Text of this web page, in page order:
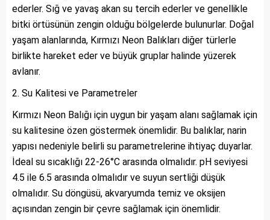
ederler. Sığ ve yavaş akan su tercih ederler ve genellikle
bitki örtüsünün zengin olduğu bölgelerde bulunurlar. Doğal
yaşam alanlarında, Kırmızı Neon Balıkları diğer türlerle
birlikte hareket eder ve büyük gruplar halinde yüzerek
avlanır.
Su Kalitesi ve Parametreler
Kırmızı Neon Balığı için uygun bir yaşam alanı sağlamak için
su kalitesine özen göstermek önemlidir. Bu balıklar, narin
yapısı nedeniyle belirli su parametrelerine ihtiyaç duyarlar.
İdeal su sıcaklığı 22-26°C arasında olmalıdır. pH seviyesi
4.5 ile 6.5 arasında olmalıdır ve suyun sertliği düşük
olmalıdır. Su döngüsü, akvaryumda temiz ve oksijen
açısından zengin bir çevre sağlamak için önemlidir.